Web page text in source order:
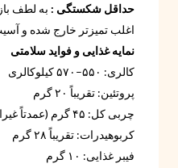
حداقل شکستگی : به لطف
اغلب تمیزتر خارج شده و
نمایه غذایی و فواید سلامتی
کالری: ۵۵۰–۵۷۰ کیلوکالری
پروتئین: تقریباً ۲۰ گرم
چربی کل: ۴۵ گرم (عمدتاً غیراشباع)
کربوهیدرات: تقریباً ۲۸ گرم
فیبر غذایی: ۱۰ گرم